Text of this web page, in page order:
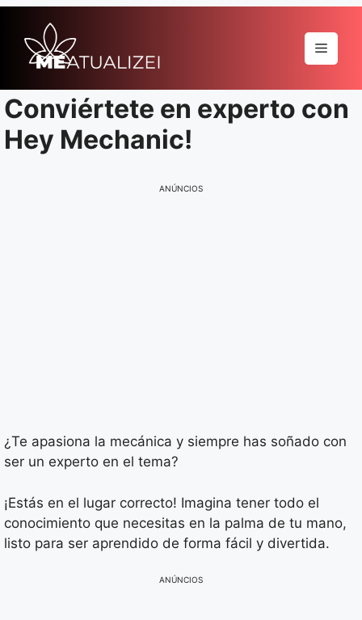
para
Menu
Conviértete en experto con
Hey Mechanic!
ANÚNCIOS
¿Te apasiona la mecánica y siempre has soñado con
ser un experto en el tema?
¡Estás en el lugar correcto! Imagina tener todo el
conocimiento que necesitas en la palma de tu mano,
listo para ser aprendido de forma fácil y divertida.
ANÚNCIOS